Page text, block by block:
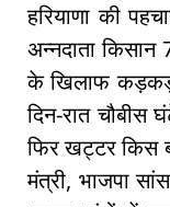
हरियाणा की
अन्नदाता
के खिलाफ
दिन-रात
फिर खट्टर किस
मंत्री, भाजपा